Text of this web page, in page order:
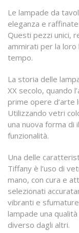
Le lampade da
eleganza e
Questi pezzi unici,
ammirati per la
tempo.
La storia delle
XX secolo, quando
prime opere d’arte
Utilizzando vetri
una nuova forma di
funzionalità.
Una delle
Tiffany è l’uso di
mano, con cura e
selezionati
vibranti e
lampade una
diverso dagli altri.